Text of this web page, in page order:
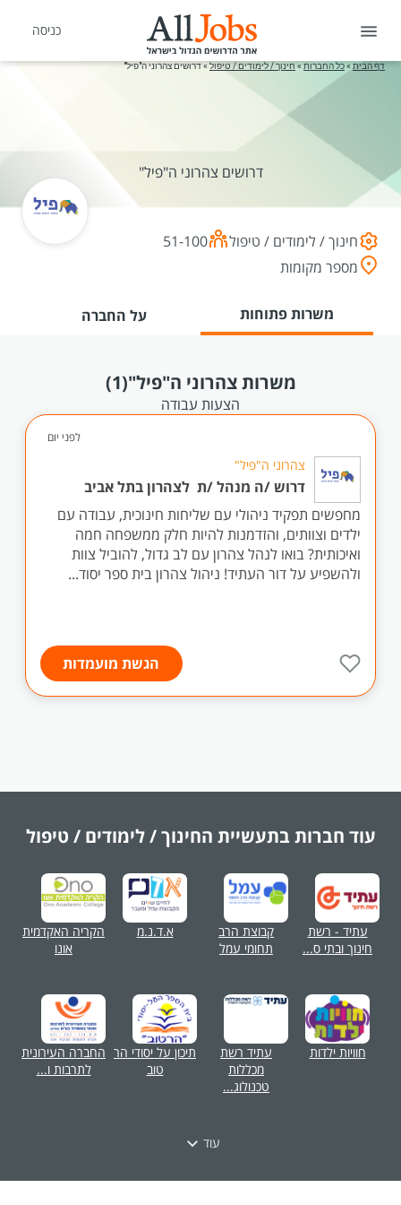
כניסה
דף הבית »כל החברות » חינוך / לימודים / טיפול»דרושים צהרוני ה"פיל"
דרושים צהרוני ה"פיל"
חינוך / לימודים / טיפול
51-100
מספר מקומות
משרות פתוחות על החברה
משרות צהרוני ה"פיל"(1)
הצעות עבודה
לפני יום
צהרוני ה"פיל"
דרוש /ה מנהל /ת לצהרון בתל אביב
מחפשים תפקיד ניהולי עם שליחות חינוכית, עבודה עם
ילדים וצוותים, והזדמנות להיות חלק ממשפחה חמה
ואיכותית? בואו לנהל צהרון עם לב גדול, להוביל צוות
ולהשפיע על דור העתיד! ניהול צהרון בית ספר יסוד...
הגשת מועמדות
עוד חברות בתעשיית החינוך / לימודים / טיפול
עתיד - רשת
חינוך ובתי ס...
קבוצת הרב
תחומי עמל
א.ד.נ.מ
הקריה האקדמית
אונו
חוויות ילדות
עתיד רשת
מכללות
טכנולוג...
תיכון על יסודי הר
טוב
החברה העירונית
לתרבות ו...
עוד